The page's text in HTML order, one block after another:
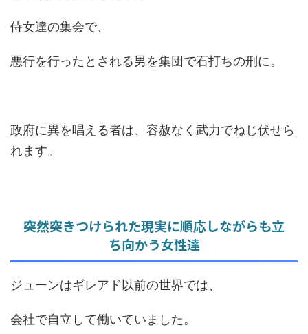
侍女達の集会で、
悪行を行ったとされる男を集団で石打ちの刑に。
政府に異を唱える者は、容赦なく武力でねじ伏せら
れます。
突然突きつけられた現実に順応しながらも立
ち向かう女性達
ジューンはギレアド以前の世界では、
会社で自立して働いていました。